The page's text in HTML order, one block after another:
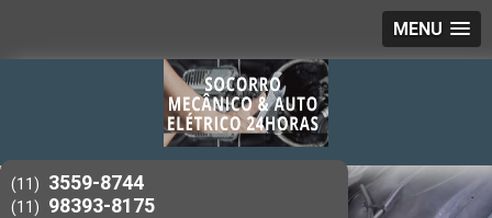
MENU
(11) 3559-8744
(11) 98393-8175